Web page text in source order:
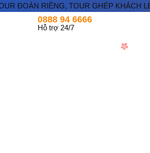
RIÊNG, TOUR GHÉP KHÁCH
0888 94 6666
Hỗ trợ 24/7